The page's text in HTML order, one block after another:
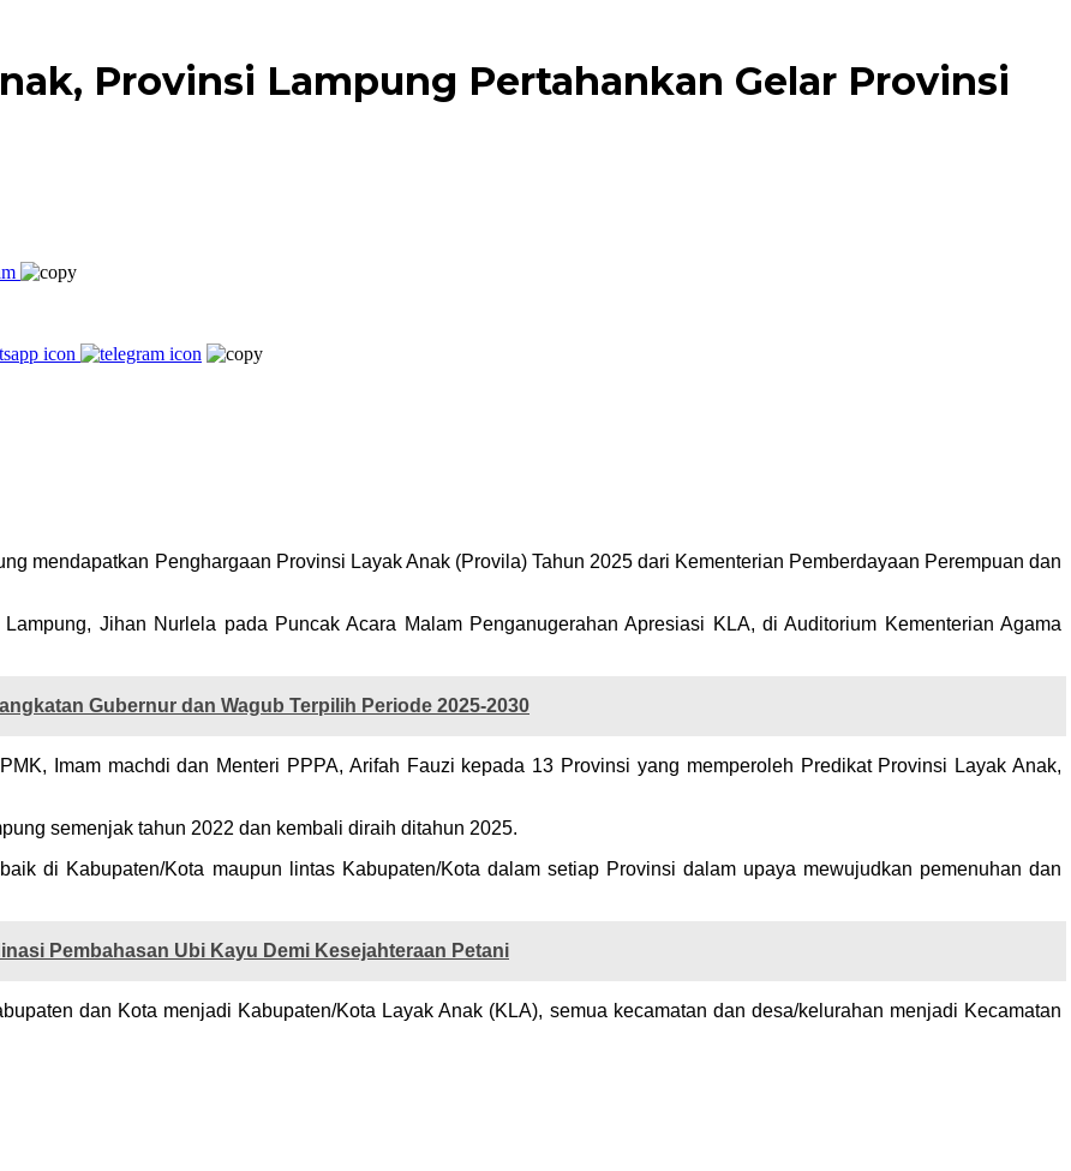
Provinsi Lampung Pertahankan Gelar Provinsi
mendapatkan Penghargaan Provinsi Layak Anak (Provila) Tahun 2025 dari Kementerian Pemberdayaan Perempuan dan
Jihan Nurlela pada Puncak Acara Malam Penganugerahan Apresiasi KLA, di Auditorium Kementerian Agama
Gubernur dan Wagub Terpilih Periode 2025-2030
Imam machdi dan Menteri PPPA, Arifah Fauzi kepada 13 Provinsi yang memperoleh Predikat Provinsi Layak Anak,
semenjak tahun 2022 dan kembali diraih ditahun 2025.
di Kabupaten/Kota maupun lintas Kabupaten/Kota dalam setiap Provinsi dalam upaya mewujudkan pemenuhan dan
Pembahasan Ubi Kayu Demi Kesejahteraan Petani
dan Kota menjadi Kabupaten/Kota Layak Anak (KLA), semua kecamatan dan desa/kelurahan menjadi Kecamatan